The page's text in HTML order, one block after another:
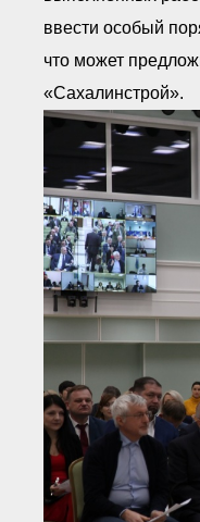
ввести особый
что может
«Сахалинстрой».